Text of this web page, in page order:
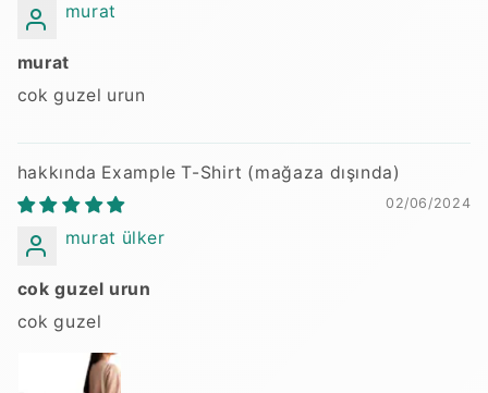
murat
murat
cok guzel urun
Example T-Shirt
02/06/2024
murat ülker
cok guzel urun
cok guzel